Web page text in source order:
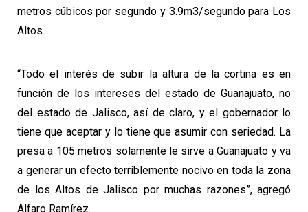
metros cúbicos por segundo y 3.9m3/segundo para Los
Altos.
“Todo el interés de subir la altura de la cortina es en
función de los intereses del estado de Guanajuato, no
del estado de Jalisco, así de claro, y el gobernador lo
tiene que aceptar y lo tiene que asumir con seriedad. La
presa a 105 metros solamente le sirve a Guanajuato y va
a generar un efecto terriblemente nocivo en toda la zona
de los Altos de Jalisco por muchas razones”, agregó
Alfaro Ramírez.